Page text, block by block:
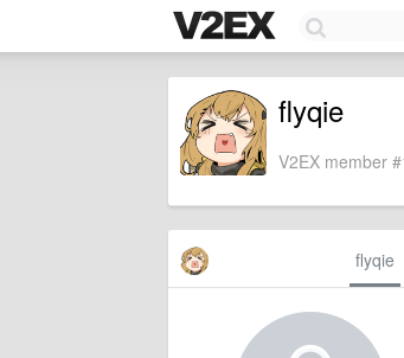
flyqie
V2EX member
flyqie